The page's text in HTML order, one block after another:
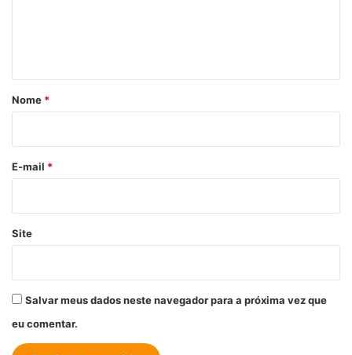
r
*
Nome *
E-mail *
Site
Salvar meus dados neste navegador para a próxima vez que
eu comentar.